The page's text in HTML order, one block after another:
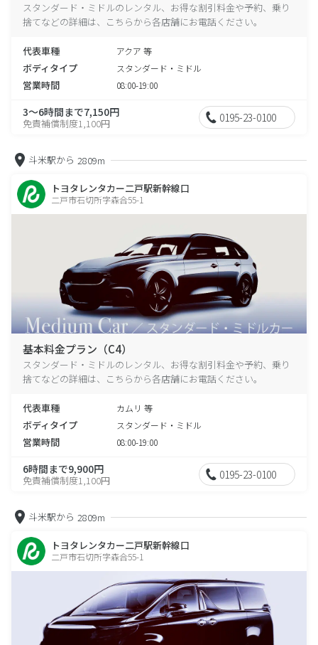
スタンダード・ミドルのレンタル、お得な割引料金や予約、乗り
捨てなどの詳細は、こちらから各店舗にお電話ください。
代表車種 アクア 等
ボディタイプ スタンダード・ミドル
営業時間 08:00-19:00
3～6時間まで7,150円
免責補償制度1,100円 0195-23-0100
斗米駅から 2809m
トヨタレンタカー二戸駅新幹線口
二戸市石切所字森合55-1
基本料金プラン（C4）
スタンダード・ミドルのレンタル、お得な割引料金や予約、乗り
捨てなどの詳細は、こちらから各店舗にお電話ください。
代表車種 カムリ 等
ボディタイプ スタンダード・ミドル
営業時間 08:00-19:00
6時間まで9,900円
免責補償制度1,100円 0195-23-0100
斗米駅から 2809m
トヨタレンタカー二戸駅新幹線口
二戸市石切所字森合55-1